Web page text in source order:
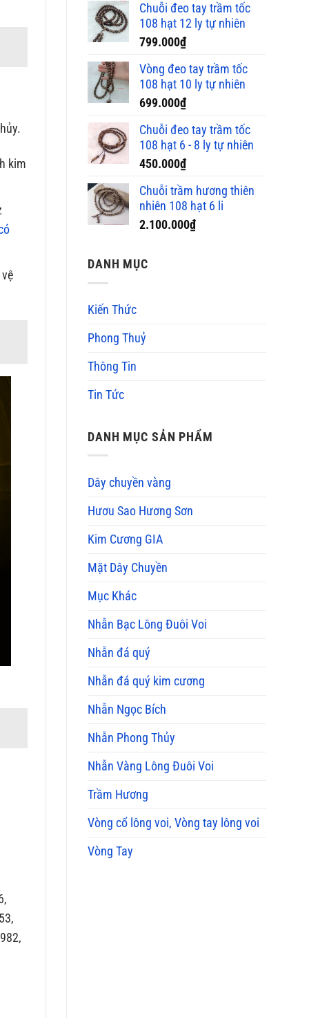
kim
Chuỗi đeo tay trầm tốc
108 hạt 12 ly tự nhiên
799.000₫
Vòng đeo tay trầm tốc
108 hạt 10 ly tự nhiên
699.000₫
Chuỗi đeo tay trầm tốc
108 hạt 6 - 8 ly tự nhiên
450.000₫
Chuỗi trầm hương thiên
nhiên 108 hạt 6 li
2.100.000₫
DANH MỤC
Kiến Thức
Phong Thuỷ
Thông Tin
Tin Tức
DANH MỤC SẢN PHẨM
Dây chuyền vàng
Hươu Sao Hương Sơn
Kim Cương GIA
Mặt Dây Chuyền
Mục Khác
Nhẫn Bạc Lông Đuôi Voi
Nhẫn đá quý
Nhẫn đá quý kim cương
Nhẫn Ngọc Bích
Nhẫn Phong Thủy
Nhẫn Vàng Lông Đuôi Voi
Trầm Hương
Vòng cổ lông voi, Vòng tay lông voi
Vòng Tay